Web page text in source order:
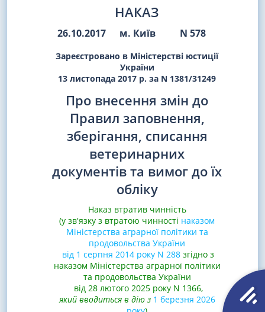
НАКАЗ
26.10.2017 м. Київ N 578
Зареєстровано в Міністерстві юстиції
України
13 листопада 2017 р. за N 1381/31249
Про внесення змін до
Правил заповнення,
зберігання, списання
ветеринарних
документів та вимог до їх
обліку
Наказ втратив чинність
(у зв'язку з втратою чинності наказом
Міністерства аграрної політики та
продовольства України
від 1 серпня 2014 року N 288 згідно з
наказом Міністерства аграрної політики
та продовольства України
від 28 лютого 2025 року N 1366,
який вводиться в дію з 1 березня 2026